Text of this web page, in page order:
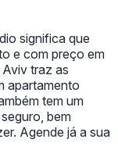
significa que
e com preço em
traz as
apartamento
tem um
bem
Agende já a sua